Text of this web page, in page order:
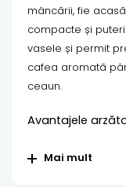
mâncării, fie
compacte și
vasele și permit
cafea aromată
ceaun.
Avantajele
Încălzire rapidă -
Mai mult